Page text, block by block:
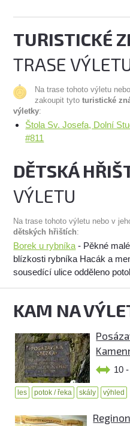
TURISTICKÉ
TRASE
Na trase tohoto výletu
zakoupit tytoturistické
výletky:
Štola Sv. Josefa, Dolní
#811
DĚTSKÁ
VÝLETU
Na trase tohoto výletu nebo v
dětských hřištích:
Borek u rybníka - Pěkné
blízkosti rybníka Hacák a
sousedící ulice odděleno
KAM NA
10
les potok / řeka skály výhled